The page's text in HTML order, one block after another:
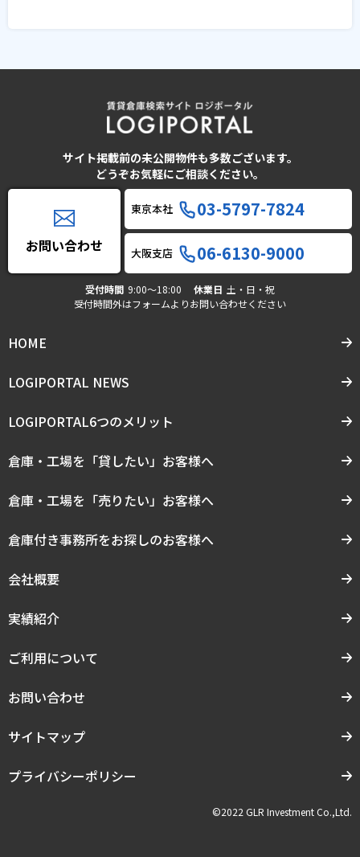
サイト掲載前の未公開物件も多数ございます。
どうぞお気軽にご相談ください。
お問い合わせ
東京本社 03-5797-7824
大阪支店 06-6130-9000
受付時間 9:00〜18:00 休業日 土・日・祝
受付時間外はフォームよりお問い合わせください
HOME
LOGIPORTAL NEWS
LOGIPORTAL6つのメリット
倉庫・工場を「貸したい」お客様へ
倉庫・工場を「売りたい」お客様へ
倉庫付き事務所をお探しのお客様へ
会社概要
実績紹介
ご利用について
お問い合わせ
サイトマップ
プライバシーポリシー
©2022 GLR Investment Co.,Ltd.